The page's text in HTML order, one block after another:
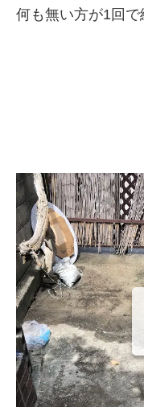
何も無い方が1回